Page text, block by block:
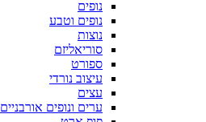
נופים
נופים וטבע
נוצות
סוריאליזם
ספורט
עיצוב נורדי
עצים
ערים ונופים אורבניים